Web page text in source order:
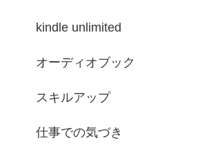
kindle unlimited
オーディオブック
スキルアップ
仕事での気づき